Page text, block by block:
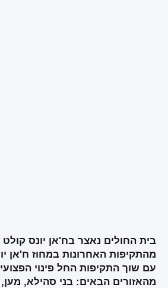
בית החולים נאצר בח'אן יונס קולט
מהתקיפות האחרונות במחוז ח'אן
עם שוך התקיפות החל פינוי
מהאזורים הבאים: בני סהילא,